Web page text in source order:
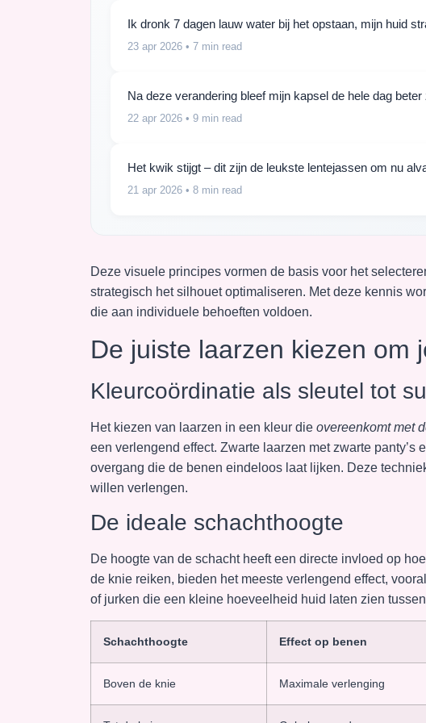
Ik dronk 7 dagen lauw water bij het opstaan, mijn huid
23 apr 2026 • 7 min read
Na deze verandering bleef mijn kapsel de hele dag beter
22 apr 2026 • 9 min read
Het kwik stijgt – dit zijn de leukste lentejassen om nu
21 apr 2026 • 8 min read
Deze visuele principes vormen de basis voor het
strategisch het silhouet optimaliseren. Met deze kennis
die aan individuele behoeften voldoen.
De juiste laarzen kiezen om
Kleurcoördinatie als sleutel tot
Het kiezen van laarzen in een kleur die overeenkomt met
een verlengend effect. Zwarte laarzen met zwarte
overgang die de benen eindeloos laat lijken. Deze
willen verlengen.
De ideale schachthoogte
De hoogte van de schacht heeft een directe invloed op
de knie reiken, bieden het meeste verlengend effect,
of jurken die een kleine hoeveelheid huid laten zien
Schachthoogte Effect op benen
Boven de knie Maximale verlenging